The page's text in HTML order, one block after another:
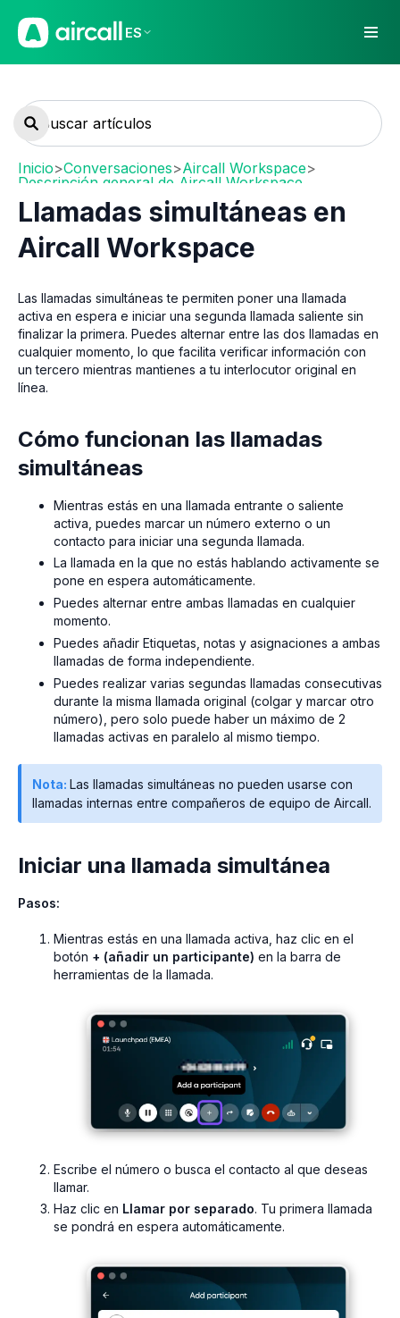
ES
Inicio>Conversaciones>Aircall Workspace>
Descripción general de Aircall Workspace
Llamadas simultáneas en
Aircall Workspace
Las llamadas simultáneas te permiten poner una llamada
activa en espera e iniciar una segunda llamada saliente sin
finalizar la primera. Puedes alternar entre las dos llamadas en
cualquier momento, lo que facilita verificar información con
un tercero mientras mantienes a tu interlocutor original en
línea.
Cómo funcionan las llamadas
simultáneas
Mientras estás en una llamada entrante o saliente
activa, puedes marcar un número externo o un
contacto para iniciar una segunda llamada.
La llamada en la que no estás hablando activamente se
pone en espera automáticamente.
Puedes alternar entre ambas llamadas en cualquier
momento.
Puedes añadir Etiquetas, notas y asignaciones a ambas
llamadas de forma independiente.
Puedes realizar varias segundas llamadas consecutivas
durante la misma llamada original (colgar y marcar otro
número), pero solo puede haber un máximo de 2
llamadas activas en paralelo al mismo tiempo.
Nota: Las llamadas simultáneas no pueden usarse con
llamadas internas entre compañeros de equipo de Aircall.
Iniciar una llamada simultánea
Pasos:
Mientras estás en una llamada activa, haz clic en el
botón + (añadir un participante) en la barra de
herramientas de la llamada.
Escribe el número o busca el contacto al que deseas
llamar.
Haz clic en Llamar por separado. Tu primera llamada
se pondrá en espera automáticamente.